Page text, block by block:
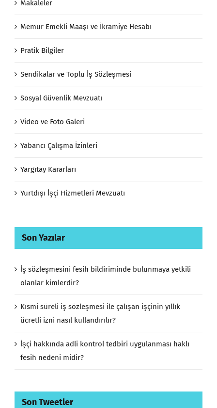
Makaleler
Memur Emekli Maaşı ve İkramiye Hesabı
Pratik Bilgiler
Sendikalar ve Toplu İş Sözleşmesi
Sosyal Güvenlik Mevzuatı
Video ve Foto Galeri
Yabancı Çalışma İzinleri
Yargıtay Kararları
Yurtdışı İşçi Hizmetleri Mevzuatı
Son Yazılar
İş sözleşmesini fesih bildiriminde bulunmaya yetkili
olanlar kimlerdir?
Kısmi süreli iş sözleşmesi ile çalışan işçinin yıllık
ücretli izni nasıl kullandırılır?
İşçi hakkında adli kontrol tedbiri uygulanması haklı
fesih nedeni midir?
Son Tweetler